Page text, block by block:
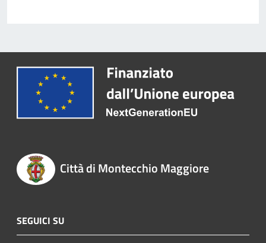
Città di Montecchio Maggiore
SEGUICI SU